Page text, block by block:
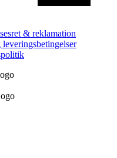
& reklamation
leveringsbetingelser